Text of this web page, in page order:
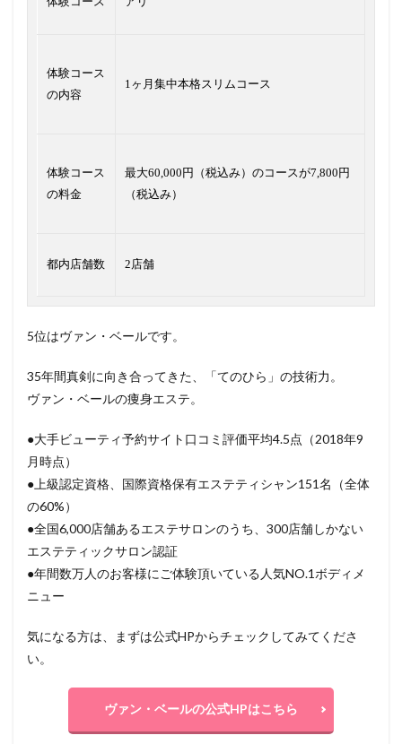
体験コース
の内容
1ヶ月集中本格スリムコース
体験コース
の料金
最大60,000円（税込み）のコースが7,800円
（税込み）
都内店舗数 2店舗
5位はヴァン・ベールです。
35年間真剣に向き合ってきた、「てのひら」の技術力。
ヴァン・ベールの痩身エステ。
●大手ビューティ予約サイト口コミ評価平均4.5点（2018年9
月時点）
●上級認定資格、国際資格保有エステティシャン151名（全体
の60%）
●全国6,000店舗あるエステサロンのうち、300店舗しかない
エステティックサロン認証
●年間数万人のお客様にご体験頂いている人気NO.1ボディメ
ニュー
気になる方は、まずは公式HPからチェックしてみてくださ
い。
ヴァン・ベールの公式HPはこちら